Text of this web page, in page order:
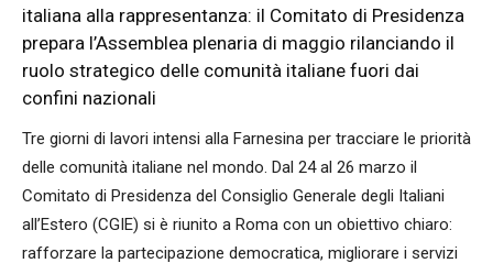
italiana alla rappresentanza: il Comitato di Presidenza
prepara l’Assemblea plenaria di maggio rilanciando il
ruolo strategico delle comunità italiane fuori dai
confini nazionali
Tre giorni di lavori intensi alla Farnesina per tracciare le priorità
delle comunità italiane nel mondo. Dal 24 al 26 marzo il
Comitato di Presidenza del Consiglio Generale degli Italiani
all’Estero (CGIE) si è riunito a Roma con un obiettivo chiaro:
rafforzare la partecipazione democratica, migliorare i servizi